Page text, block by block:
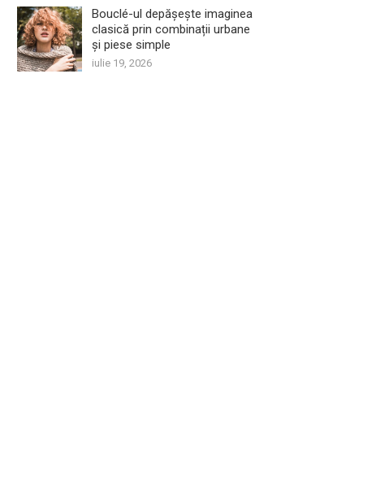
Bouclé-ul depășește imaginea
clasică prin combinații urbane
și piese simple
iulie 19, 2026